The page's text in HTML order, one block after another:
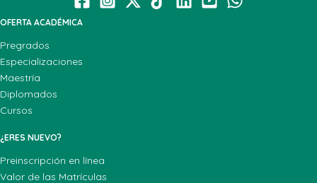
OFERTA ACADÉMICA
Pregrados
Especializaciones
Maestría
Diplomados
Cursos
¿ERES NUEVO?
Preinscripción en línea
Valor de las Matrículas